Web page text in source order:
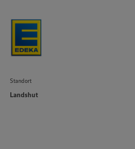
Standort
Landshut